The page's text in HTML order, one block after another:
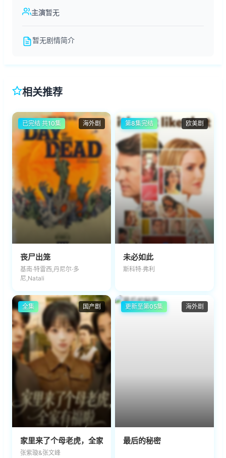
主演暂无
暂无剧情简介
相关推荐
海外剧
已完结 共10集
丧尸出笼
基南·特雷西,丹尼尔·多
尼,Natali
欧美剧
第8集完结
未必如此
斯科特·弗利
国产剧
全集
家里来了个母老虎，全家有福啦
张紫璇&张文峰
海外剧
更新至第05集
最后的秘密